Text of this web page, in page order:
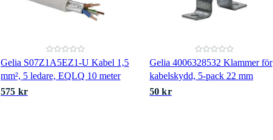
Gelia S07Z1A5EZ1-U Kabel 1,5
mm², 5 ledare, EQLQ 10 meter
575 kr
Gelia 4006328532 Klammer för
kabelskydd, 5-pack 22 mm
50 kr